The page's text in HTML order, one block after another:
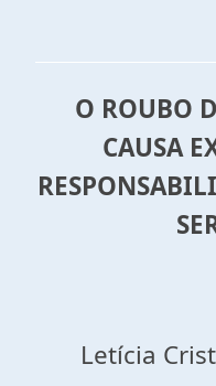
O ROUBO
CAUSA
Letícia